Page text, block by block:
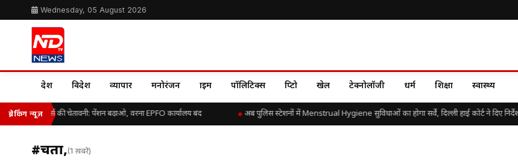
Wednesday, 05 August 2026
देश विदेश व्यापार मनोरंजन क्राइम पॉलिटिक्स क्रिप्टो खेल टेक्नोलॉजी धर्म शिक्षा स्वास्थ्य
ब्रेकिंग न्यूज़
EPS-95 पेंशनर्स की चेतावनी: पेंशन बढ़ाओ, वरना EPFO कार्यालय बंद अब पुलिस स्टेशनों में Menstrual Hygiene सुविधाओं का होगा सर्वे, दिल्ली हाई कोर्ट ने दिए निर्देश
#चिंता,(1 खबरें)